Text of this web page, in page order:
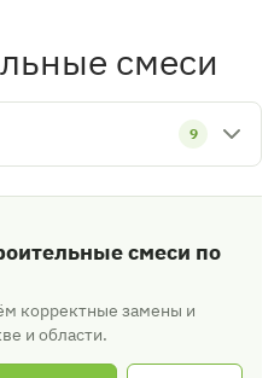
смеси
9
смеси по
корректные замены и
и области.